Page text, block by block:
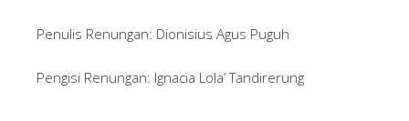
Penulis Renungan: Dionisius Agus Puguh
Pengisi Renungan: Ignacia Lola’ Tandirerung